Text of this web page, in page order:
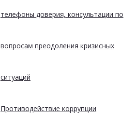
телефоны доверия, консультации по
вопросам преодоления кризисных
ситуаций
Противодействие коррупции